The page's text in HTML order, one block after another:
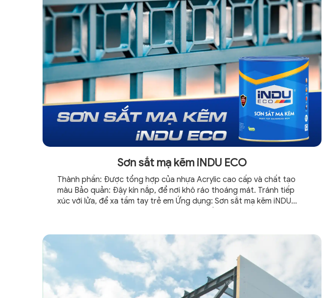
Sơn sắt mạ kẽm iNDU ECO
Thành phần: Được tổng hợp của nhựa Acrylic cao cấp và chất tạo
màu Bảo quản: Đậy kín nắp, để nơi khô ráo thoáng mát. Tránh tiếp
xúc với lửa, để xa tầm tay trẻ em Ứng dụng: Sơn sắt mạ kẽm iNDU